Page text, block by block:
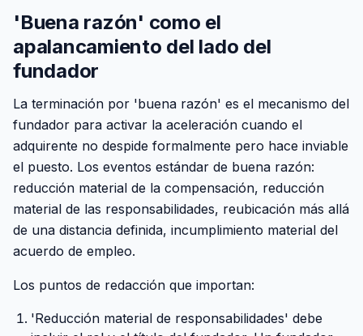
'Buena razón' como el
apalancamiento del lado del
fundador
La terminación por 'buena razón' es el mecanismo del
fundador para activar la aceleración cuando el
adquirente no despide formalmente pero hace inviable
el puesto. Los eventos estándar de buena razón:
reducción material de la compensación, reducción
material de las responsabilidades, reubicación más allá
de una distancia definida, incumplimiento material del
acuerdo de empleo.
Los puntos de redacción que importan:
'Reducción material de responsabilidades' debe